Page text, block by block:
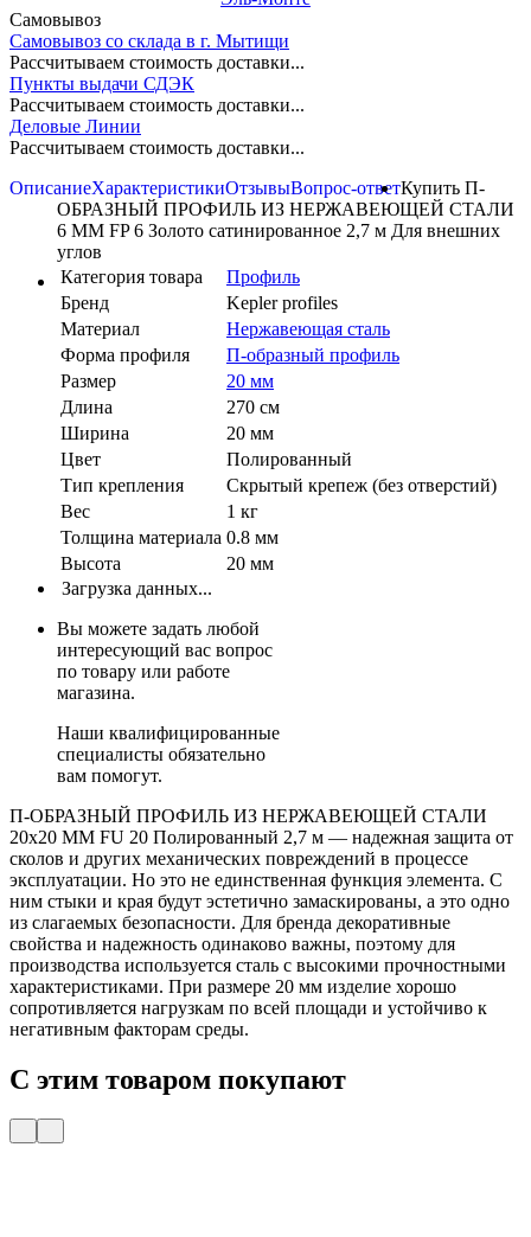
Самовывоз
Самовывоз со склада в г. Мытищи
Рассчитываем стоимость доставки...
Пункты выдачи СДЭК
Рассчитываем стоимость доставки...
Деловые Линии
Рассчитываем стоимость доставки...
ОписаниеХарактеристикиОтзывыВопрос-ответКупить П-
ОБРАЗНЫЙ ПРОФИЛЬ ИЗ НЕРЖАВЕЮЩЕЙ СТАЛИ
6 ММ FP 6 Золото сатинированное 2,7 м Для внешних
углов
Категория товара
Профиль
Бренд
Kepler profiles
Материал
Нержавеющая сталь
Форма профиля
П-образный профиль
Размер
20 мм
Длина
270 см
Ширина
20 мм
Цвет
Полированный
Тип крепления
Скрытый крепеж (без отверстий)
Вес
1 кг
Толщина материала 0.8 мм
Высота
20 мм
Загрузка данных...
Вы можете задать любой
интересующий вас вопрос
по товару или работе
магазина.
Наши квалифицированные
специалисты обязательно
вам помогут.
П-ОБРАЗНЫЙ ПРОФИЛЬ ИЗ НЕРЖАВЕЮЩЕЙ СТАЛИ
20x20 ММ FU 20 Полированный 2,7 м — надежная защита от
сколов и других механических повреждений в процессе
эксплуатации. Но это не единственная функция элемента. С
ним стыки и края будут эстетично замаскированы, а это одно
из слагаемых безопасности. Для бренда декоративные
свойства и надежность одинаково важны, поэтому для
производства используется сталь с высокими прочностными
характеристиками. При размере 20 мм изделие хорошо
сопротивляется нагрузкам по всей площади и устойчиво к
негативным факторам среды.
С этим товаром покупают